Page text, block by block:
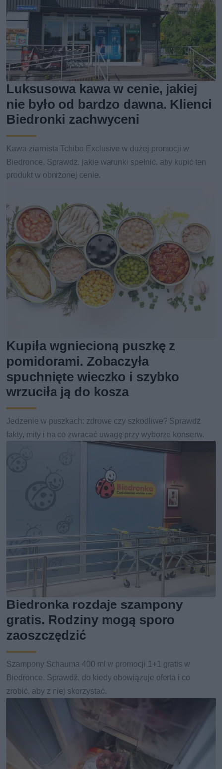
Luksusowa kawa w cenie, jakiej
nie było od bardzo dawna. Klienci
Biedronki zachwyceni
Kawa ziarnista Tchibo Exclusive w dużej promocji w
Biedronce. Sprawdź, jakie warunki spełnić, aby kupić ten
produkt w obniżonej cenie.
Kupiła wgniecioną puszkę z
pomidorami. Zobaczyła
spuchnięte wieczko i szybko
wrzuciła ją do kosza
Jedzenie w puszkach: zdrowe czy szkodliwe? Sprawdź
fakty, mity i na co zwracać uwagę przy wyborze konserw.
Biedronka rozdaje szampony
gratis. Rodziny mogą sporo
zaoszczędzić
Szampony Schauma 400 ml w promocji 1+1 gratis w
Biedronce. Sprawdź, do kiedy obowiązuje oferta i co
zrobić, aby z niej skorzystać.